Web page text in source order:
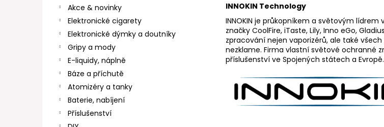
Akce & novinky
Elektronické cigarety
Elektronické dýmky a doutníky
Gripy a mody
E-liquidy, náplně
Báze a příchutě
Atomizéry a tanky
Baterie, nabíjení
Příslušenství
INNOKIN Technology
INNOKIN je průkopníkem a světovým
značky CoolFire, iTaste, Lily, Inno eGo,
zpracování nejen vaporizérů, ale také
nezklame. Firma vlastní světové ochranné
příslušenství ve Spojených státech a Evropě.
Doporučujeme